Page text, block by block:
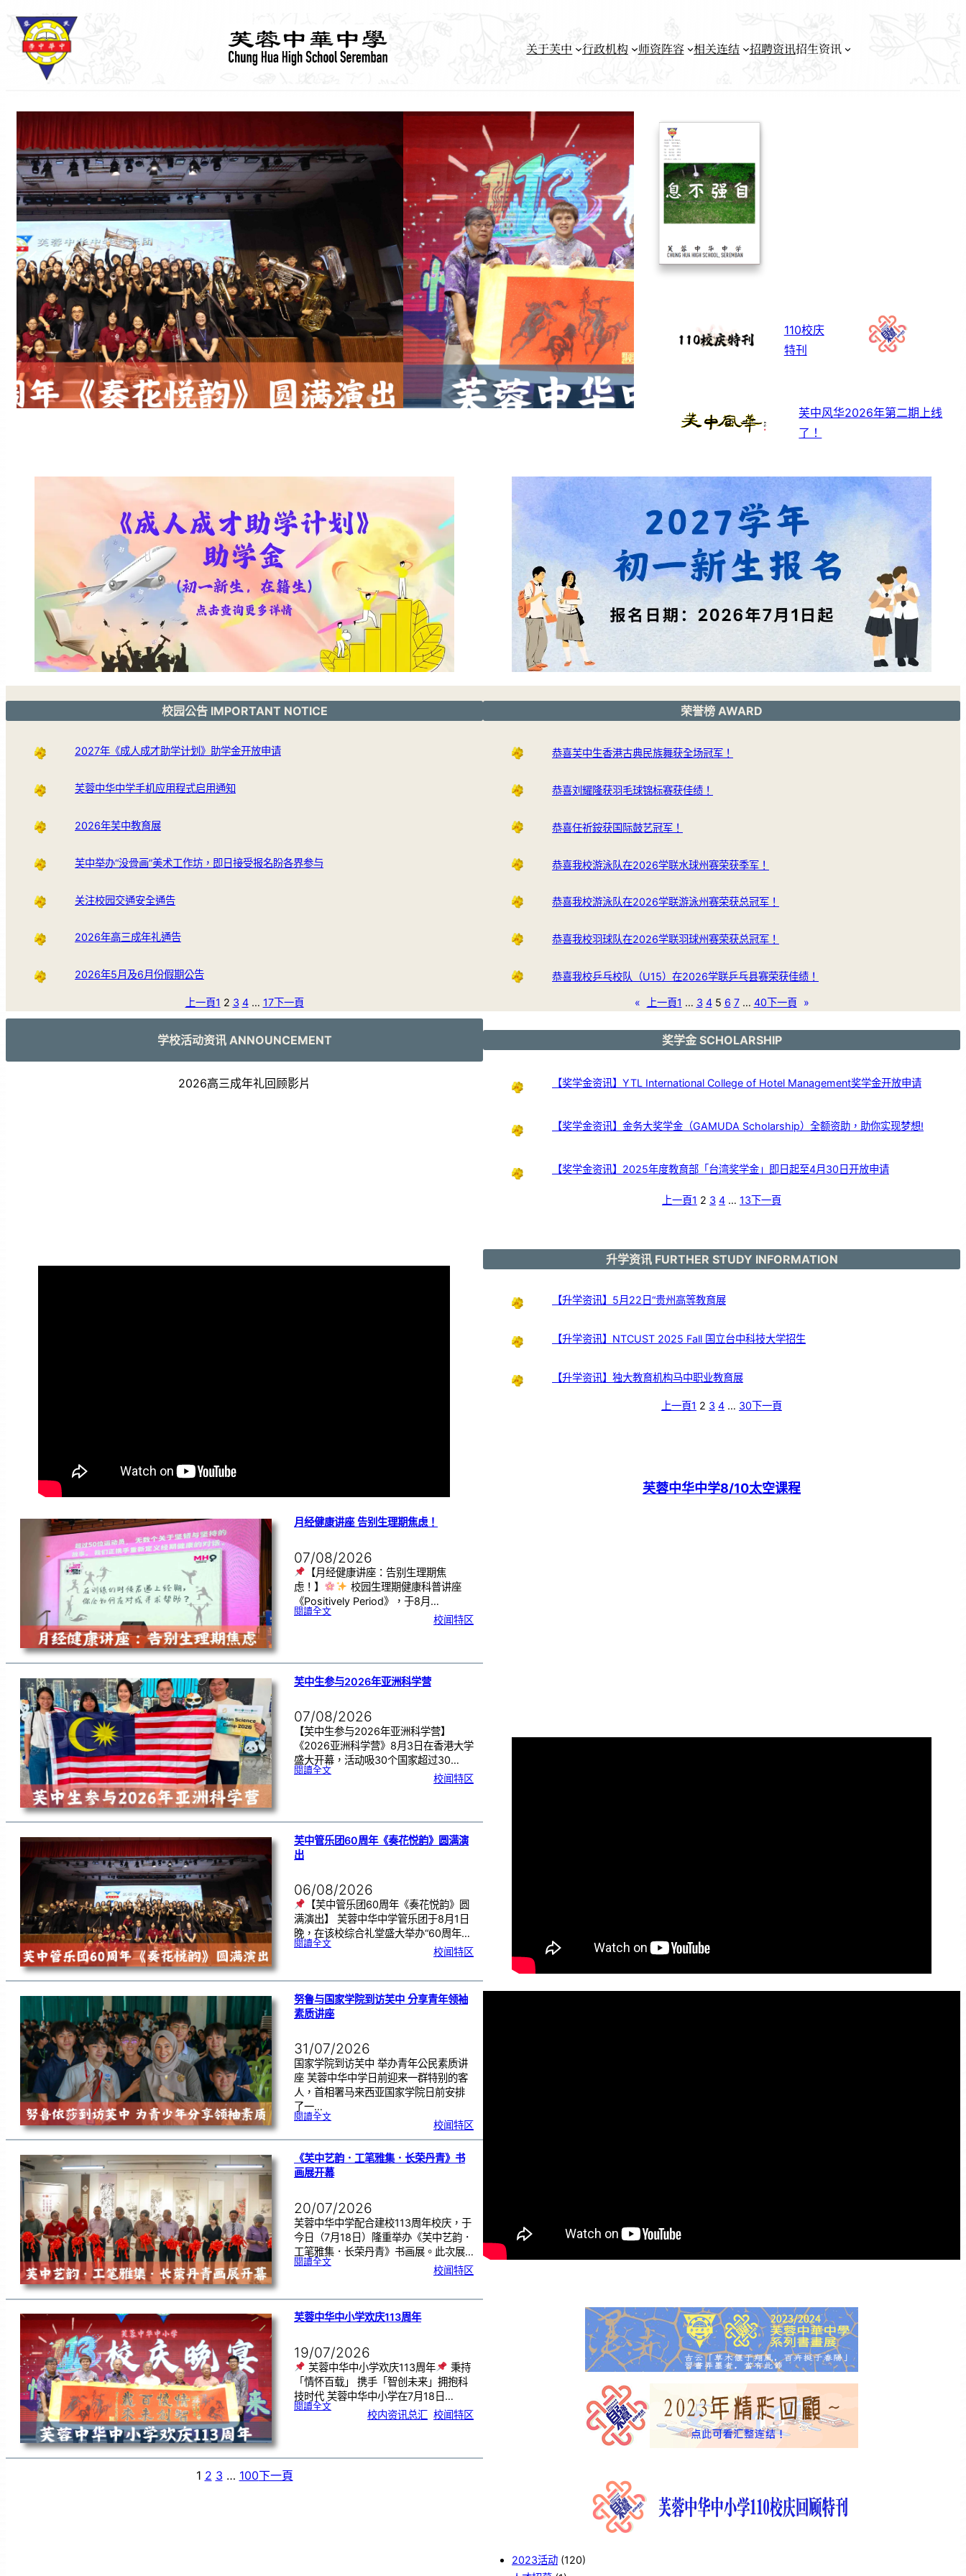
关于芙中 行政机构 师资阵容 相关连结 招聘资讯招生资讯
110校庆
特刊
芙中风华2026年第二期上线
了！
校园公告 IMPORTANT NOTICE
2027年《成人成才助学计划》助学金开放申请
芙蓉中华中学手机应用程式启用通知
2026年芙中教育展
芙中举办“没骨画”美术工作坊，即日接受报名盼各界参与
关注校园交通安全通告
2026年高三成年礼通告
2026年5月及6月份假期公告
上一頁1 2 3 4 … 17下一頁
荣誉榜 AWARD
恭喜芙中生香港古典民族舞获全场冠军！
恭喜刘耀隆获羽毛球锦标赛获佳绩！
恭喜任祈銨获国际鼓艺冠军！
恭喜我校游泳队在2026学联水球州赛荣获季军！
恭喜我校游泳队在2026学联游泳州赛荣获总冠军！
恭喜我校羽球队在2026学联羽球州赛荣获总冠军！
恭喜我校乒乓校队（U15）在2026学联乒乓县赛荣获佳绩！
« 上一頁1 … 3 4 5 6 7 … 40下一頁 »
学校活动资讯 ANNOUNCEMENT
2026高三成年礼回顾影片
月经健康讲座 告别生理期焦虑！
07/08/2026
【月经健康讲座：告别生理期焦
虑！】
校园生理期健康科普讲座
《Positively Period》，于8月…
閱讀全文:月
理
期
虑
！
校闻特区
芙中生参与2026年亚洲科学营
07/08/2026
【芙中生参与2026年亚洲科学营】
《2026亚洲科学营》8月3日在香港大学
盛大开幕，活动吸30个国家超过30…
閱讀全文:芙
年
亚
科
学
营
校闻特区
芙中管乐团60周年《奏花悦韵》圆满演
出
06/08/2026
【芙中管乐团60周年《奏花悦韵》圆
满演出】 芙蓉中华中学管乐团于8月1日
晚，在该校综合礼堂盛大举办“60周年…
閱讀全文:芙
0
周
《
奏
花
悦
韵
》
校闻特区
努鲁与国家学院到访芙中 分享青年领袖
素质讲座
31/07/2026
国家学院到访芙中 举办青年公民素质讲
座 芙蓉中华中学日前迎来一群特别的客
人，首相署马来西亚国家学院日前安排
了一…
閱讀全文:努
家
院
到
访
芙
中
分
享
袖
素
质
讲
座
校闻特区
《芙中艺韵．工笔雅集．长荣丹青》书
画展开幕
20/07/2026
芙蓉中华中学配合建校113周年校庆，于
今日（7月18日）隆重举办《芙中艺韵．
工笔雅集．长荣丹青》书画展。此次展…
閱讀全文:《
笔
集
．
长
荣
书
画
展
开
幕
校闻特区
芙蓉中华中小学欢庆113周年
19/07/2026
芙蓉中华中小学欢庆113周年
秉持
「情怀百载」 携手「智创未来」拥抱科
技时代 芙蓉中华中小学在7月18日…
閱讀全文:芙
1
1
校内资讯总汇 校闻特区
1 2 3 … 100下一頁
奖学金 SCHOLARSHIP
【奖学金资讯】YTL International College of Hotel Management奖学金开放申请
【奖学金资讯】金务大奖学金（GAMUDA Scholarship）全额资助，助你实现梦想!
【奖学金资讯】2025年度教育部「台湾奖学金」即日起至4月30日开放申请
上一頁1 2 3 4 … 13下一頁
升学资讯 FURTHER STUDY INFORMATION
【升学资讯】5月22日“贵州高等教育展
【升学资讯】NTCUST 2025 Fall 国立台中科技大学招生
【升学资讯】独大教育机构马中职业教育展
上一頁1 2 3 4 … 30下一頁
芙蓉中华中学8/10太空课程
2023活动 (120)